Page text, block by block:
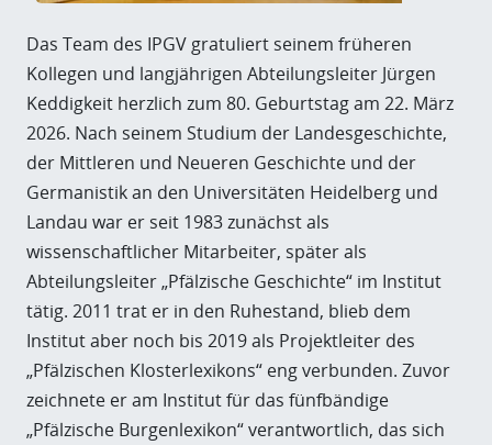
Das Team des IPGV gratuliert seinem früheren
Kollegen und langjährigen Abteilungsleiter Jürgen
Keddigkeit herzlich zum 80. Geburtstag am 22. März
2026. Nach seinem Studium der Landesgeschichte,
der Mittleren und Neueren Geschichte und der
Germanistik an den Universitäten Heidelberg und
Landau war er seit 1983 zunächst als
wissenschaftlicher Mitarbeiter, später als
Abteilungsleiter „Pfälzische Geschichte“ im Institut
tätig. 2011 trat er in den Ruhestand, blieb dem
Institut aber noch bis 2019 als Projektleiter des
„Pfälzischen Klosterlexikons“ eng verbunden. Zuvor
zeichnete er am Institut für das fünfbändige
„Pfälzische Burgenlexikon“ verantwortlich, das sich